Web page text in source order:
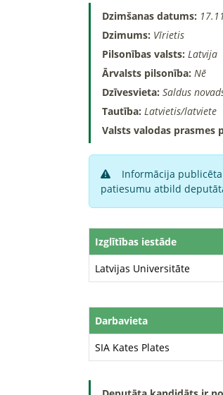
Dzimšanas datums:
Dzimums: Vīrietis
Pilsonības valsts: Latvija
Ārvalsts pilsonība: Nē
Dzīvesvieta: Saldus
Tautība: Latvietis/latviete
Valsts valodas prasmes
Informācija
patiesumu atbild
Izglītības iestāde
Latvijas Universitāte
Darbavieta
SIA Kates Plates